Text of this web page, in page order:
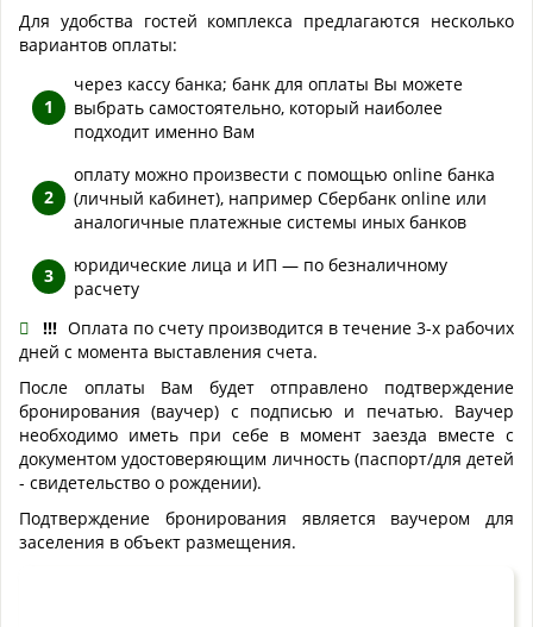
Для удобства гостей комплекса предлагаются несколько
вариантов оплаты:
через кассу банка; банк для оплаты Вы можете
выбрать самостоятельно, который наиболее
подходит именно Вам
оплату можно произвести с помощью online банка
(личный кабинет), например Сбербанк online или
аналогичные платежные системы иных банков
юридические лица и ИП — по безналичному
расчету
!!! Оплата по счету производится в течение 3-х рабочих
дней с момента выставления счета.
После оплаты Вам будет отправлено подтверждение
бронирования (ваучер) с подписью и печатью. Ваучер
необходимо иметь при себе в момент заезда вместе с
документом удостоверяющим личность (паспорт/для детей
- свидетельство о рождении).
Подтверждение бронирования является ваучером для
заселения в объект размещения.